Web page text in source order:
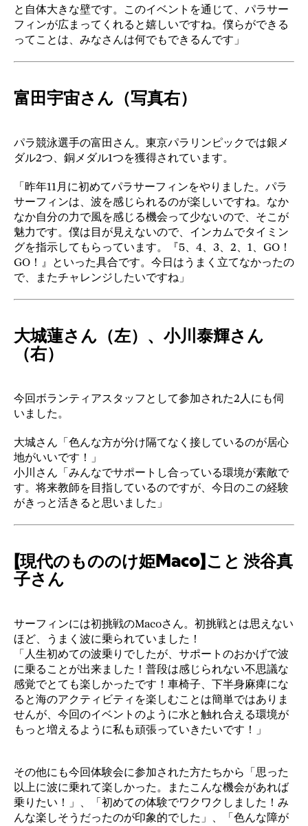
と自体大きな壁です。このイベントを通じて、パラサー
フィンが広まってくれると嬉しいですね。僕らができる
ってことは、みなさんは何でもできるんです」
富田宇宙さん（写真右）
パラ競泳選手の富田さん。東京パラリンピックでは銀メ
ダル2つ、銅メダル1つを獲得されています。
「昨年11月に初めてパラサーフィンをやりました。パラ
サーフィンは、波を感じられるのが楽しいですね。なか
なか自分の力で風を感じる機会って少ないので、そこが
魅力です。僕は目が見えないので、インカムでタイミン
グを指示してもらっています。『5、4、3、2、1、GO！
GO！』といった具合です。今日はうまく立てなかったの
で、またチャレンジしたいですね」
大城蓮さん（左）、小川泰輝さん
（右）
今回ボランティアスタッフとして参加された2人にも伺
いました。
大城さん「色んな方が分け隔てなく接しているのが居心
地がいいです！」
小川さん「みんなでサポートし合っている環境が素敵で
す。将来教師を目指しているのですが、今日のこの経験
がきっと活きると思いました」
【現代のもののけ姫Maco】こと 渋谷真
子さん
サーフィンには初挑戦のMacoさん。初挑戦とは思えない
ほど、うまく波に乗られていました！
「人生初めての波乗りでしたが、サポートのおかげで波
に乗ることが出来ました！普段は感じられない不思議な
感覚でとても楽しかったです！車椅子、下半身麻痺にな
ると海のアクティビティを楽しむことは簡単ではありま
せんが、今回のイベントのように水と触れ合える環境が
もっと増えるように私も頑張っていきたいです！」
その他にも今回体験会に参加された方たちから「思った
以上に波に乗れて楽しかった。またこんな機会があれば
乗りたい！」、「初めての体験でワクワクしました！み
んな楽しそうだったのが印象的でした」、「色んな障が